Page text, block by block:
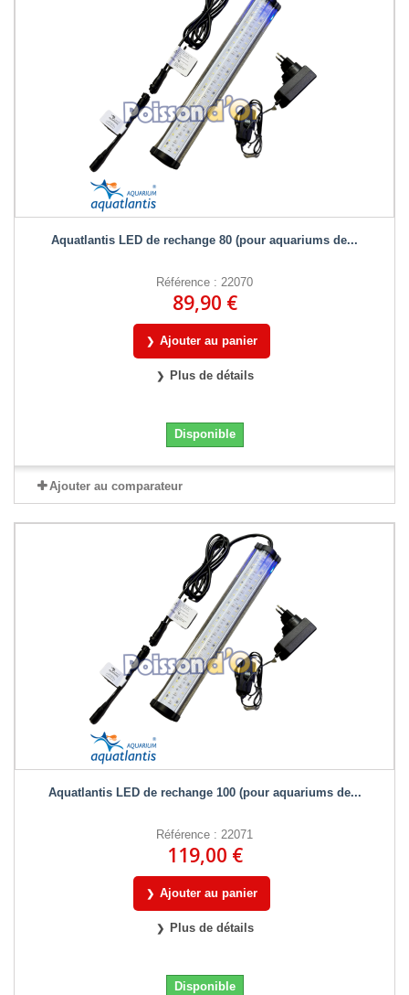
Aquatlantis LED de rechange 80 (pour aquariums de...
Référence : 22070
89,90 €
Ajouter au panier
Plus de détails
Disponible
Ajouter au comparateur
Aquatlantis LED de rechange 100 (pour aquariums de...
Référence : 22071
119,00 €
Ajouter au panier
Plus de détails
Disponible